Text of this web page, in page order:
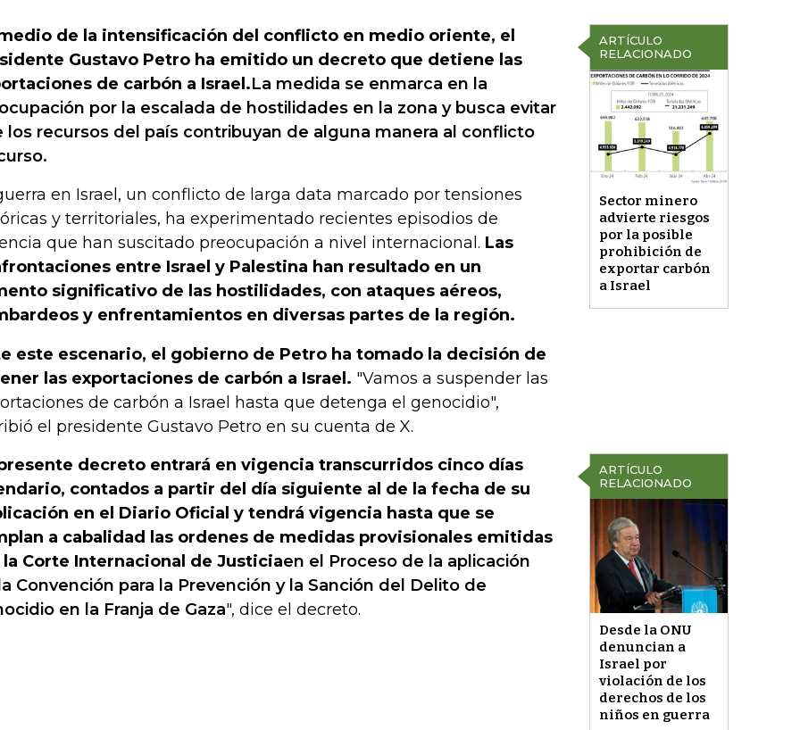
ARTÍCULO
RELACIONADO
Sector minero
advierte riesgos
por la posible
prohibición de
exportar carbón
a Israel
de la intensificación del conflicto en medio oriente, el
Gustavo Petro ha emitido un decreto que detiene las
de carbón a Israel.La medida se enmarca en la
por la escalada de hostilidades en la zona y busca evitar
los recursos del país contribuyan de alguna manera al conflicto
en Israel, un conflicto de larga data marcado por tensiones
y territoriales, ha experimentado recientes episodios de
que han suscitado preocupación a nivel internacional. Las
entre Israel y Palestina han resultado en un
significativo de las hostilidades, con ataques aéreos,
y enfrentamientos en diversas partes de la región.
este escenario, el gobierno de Petro ha tomado la decisión de
las exportaciones de carbón a Israel. "Vamos a suspender las
de carbón a Israel hasta que detenga el genocidio",
el presidente Gustavo Petro en su cuenta de X.
ARTÍCULO
RELACIONADO
Desde la ONU
denuncian a
Israel por
violación de los
derechos de los
niños en guerra
decreto entrará en vigencia transcurridos cinco días
contados a partir del día siguiente al de la fecha de su
en el Diario Oficial y tendrá vigencia hasta que se
a cabalidad las ordenes de medidas provisionales emitidas
la Corte Internacional de Justiciaen el Proceso de la aplicación
Convención para la Prevención y la Sanción del Delito de
en la Franja de Gaza", dice el decreto.